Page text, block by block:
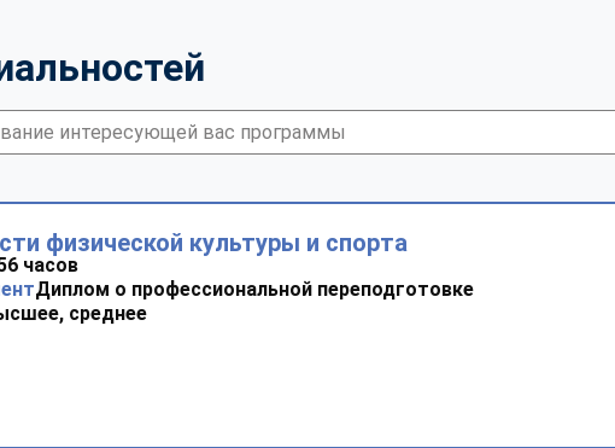
физической культуры и спорта
часов
Диплом о профессиональной переподготовке
среднее